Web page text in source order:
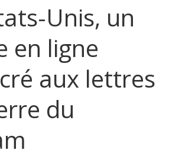
Unis, un
en ligne
aux lettres
du